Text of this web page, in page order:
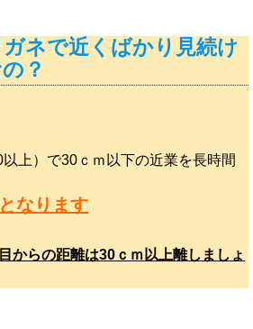
ネで近くばかり見続け
？
以上）で30ｃｍ以下の近業を長時間
なります
からの距離は30ｃｍ以上離しましょ